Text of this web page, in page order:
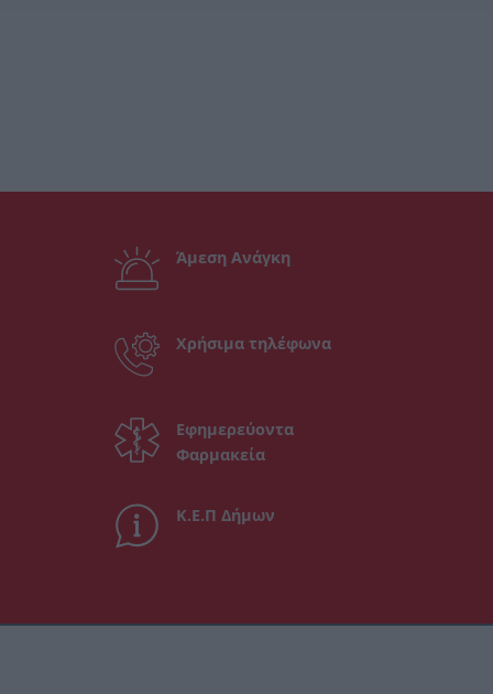
Άμεση Ανάγκη
Χρήσιμα τηλέφωνα
Εφημερεύοντα
Φαρμακεία
Κ.Ε.Π Δήμων